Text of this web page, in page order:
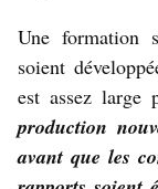
Une formation
soient
est assez large
production
avant que les